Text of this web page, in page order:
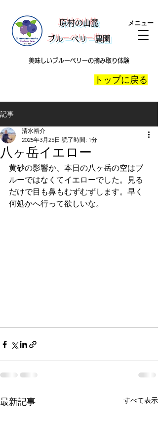
​原村の山麓
ブルーベリー農園
メニュー
美味しいブルーベリーの摘み取り体験
​トップに戻る
記事
八ヶ岳イエロー
清水裕介
2025年3月25日 読了時間: 1分
黄砂の影響か、本日の八ヶ岳の空はブ
ルーではなくてイエローでした。見る
だけで目も鼻もむずむずします。早く
何処かへ行って欲しいな。
最新記事 すべて表示